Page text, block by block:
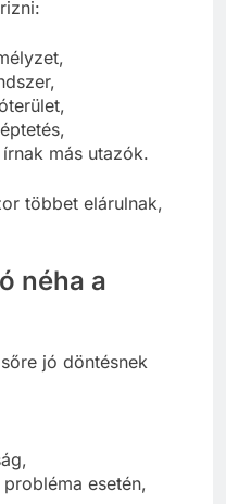
más utazók.
többet elárulnak,
néha a
jó döntésnek
esetén,